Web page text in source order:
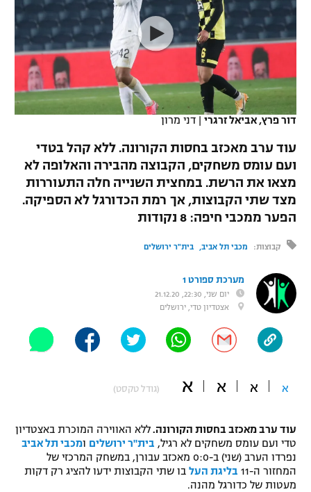
VOD
רץ ברשת
תוצאות
לוח שידורים
"מעל הליגה" – פודקאסט
"מחצית בשכונה" – פודקאסט
משתתפים וזוכים בפרסים
תקנון עבור פעילות אלקטרה
תקנון עבור פעילות ספורט 1 – "מרלן"
טניס
גיימינג E-Sports
נבחרת ישראל
מכבי חיפה
בית"ר ירושלים
מכבי תל אביב
הפועל תל אביב
הפועל חיפה
הפועל באר שבע
מכבי נתניה
בני יהודה
ליגה ספרדית
ליגה איטלקית
ליגה צרפתית
ליגה טורקית
ליגה סינית
כדורסל נשים
מכבי תל אביב
הפועל חולון
הפועל ירושלים
דני אבדיה
יורוליג
יורוקאפ
טניס
כדוריד
ג'ודו
אגרוף
ספורט אולימפי
UFC
היאבקות WWE
אופניים
פוטבול אמריקאי NFL
בייסבול MLB
דור פרץ, אביאל זרגרי | דני מרון
עוד ערב מאכזב בחסות הקורונה. ללא קהל בטדי
ועם עומס משחקים, הקבוצה מהבירה והאלופה לא
מצאו את הרשת. במחצית השנייה חלה התעוררות
מצד שתי הקבוצות, אך רמת הכדורגל לא הספיקה.
הפער ממכבי חיפה: 8 נקודות
קבוצות: מכבי תל אביב בית"ר ירושלים
מערכת ספורט 1
יום שני, 22:30, 21.12.20
אצטדיון טדי, ירושלים
א א א א (גודל טקסט)
עוד ערב מאכזב בחסות הקורונה.ללא האווירה המוכרת באצטדיון
טדי ועם עומס משחקים לא רגיל, בית"ר ירושלים ומכבי תל אביב
נפרדו הערב (שני) ב-0:0 מאכזב עבורן, במשחק המרכזי של
המחזור ה-11
בליגת העל בו שתי הקבוצות ידעו להציג רק דקות
מעטות של כדורגל מהנה.